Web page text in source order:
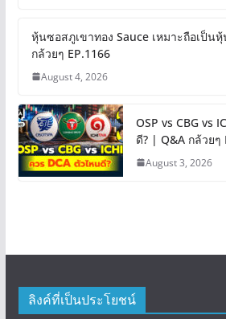
หุ้นซอสภูเขาทอง Sauce เหมาะถือเป็น
กล้วยๆ EP.1166
August 4, 2026
OSP vs CBG vs
ดี? | Q&A กล้วยๆ
August 3, 2026
ลิงค์ที่เป็นประโยชน์